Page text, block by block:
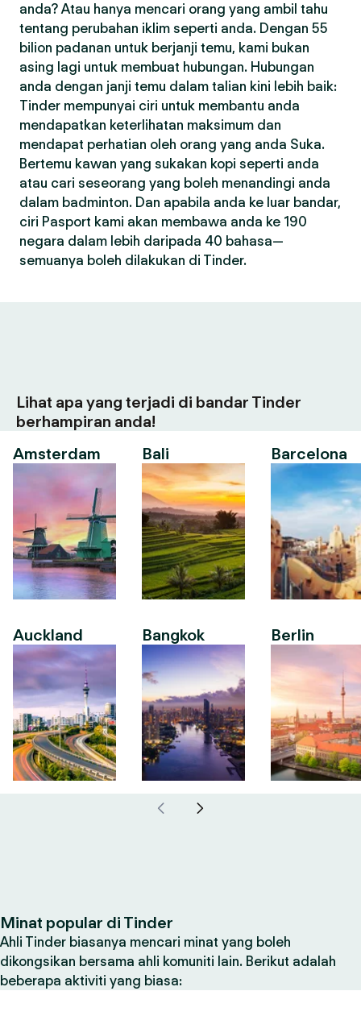
anda? Atau hanya mencari orang yang ambil tahu
tentang perubahan iklim seperti anda. Dengan 55
bilion padanan untuk berjanji temu, kami bukan
asing lagi untuk membuat hubungan. Hubungan
anda dengan janji temu dalam talian kini lebih baik:
Tinder mempunyai ciri untuk membantu anda
mendapatkan keterlihatan maksimum dan
mendapat perhatian oleh orang yang anda Suka.
Bertemu kawan yang sukakan kopi seperti anda
atau cari seseorang yang boleh menandingi anda
dalam badminton. Dan apabila anda ke luar bandar,
ciri Pasport kami akan membawa anda ke 190
negara dalam lebih daripada 40 bahasa—
semuanya boleh dilakukan di Tinder.
Lihat apa yang terjadi di bandar Tinder
berhampiran anda!
Amsterdam
Auckland
Bali
Bangkok
Barcelona
Berlin
Minat popular di Tinder
Ahli Tinder biasanya mencari minat yang boleh
dikongsikan bersama ahli komuniti lain. Berikut adalah
beberapa aktiviti yang biasa: